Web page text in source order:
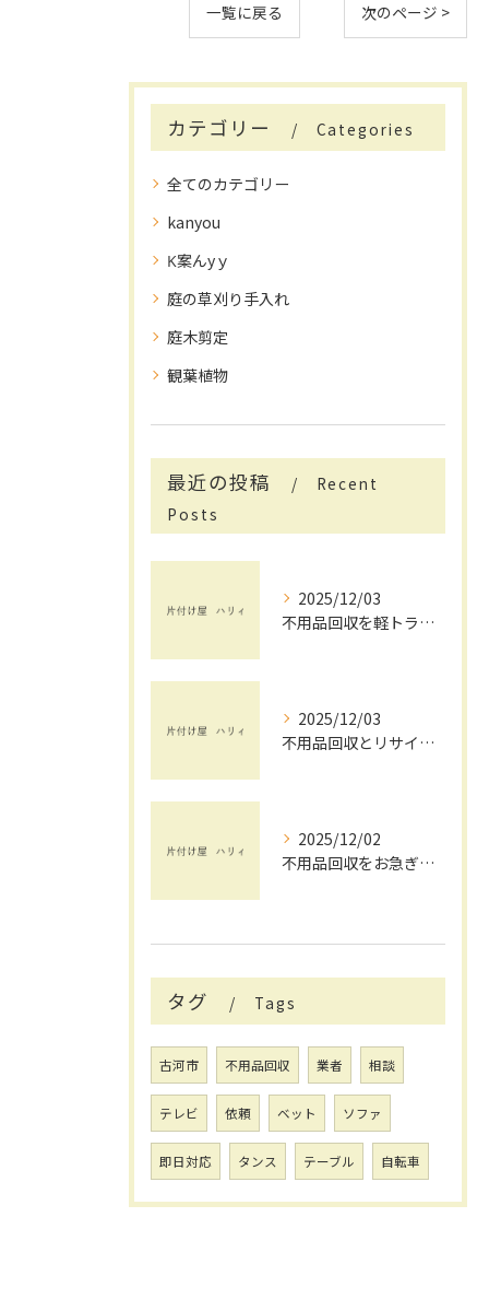
一覧に戻る 次のページ >
カテゴリー Categories
全てのカテゴリー
kanyou
K案んyｙ
庭の草刈り手入れ
庭木剪定
観葉植物
最近の投稿
Recent
Posts
2025/12/03
不用品回収を軽トラックで賢く活用する茨城県で手間と費用を抑えるコツ
2025/12/03
不用品回収とリサイクルを茨城県で安心して依頼するためのチェックポイント
2025/12/02
不用品回収をお急ぎで依頼したい方へ茨城県で失敗しない業者選びと即日対応のポイント
タグ Tags
古河市 不用品回収 業者 相談
テレビ 依頼 ベット ソファ
即日対応 タンス テーブル 自転車